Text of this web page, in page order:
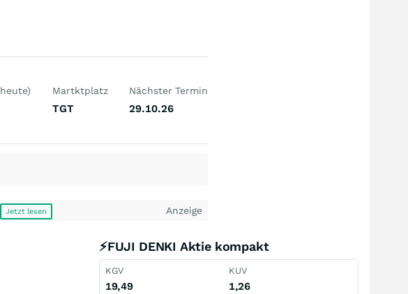
Martktplatz
TGT
Nächster Termin
29.10.26
Jetzt lesen Anzeige
⚡FUJI DENKI Aktie kompakt
KGV
19,49
KUV
1,26